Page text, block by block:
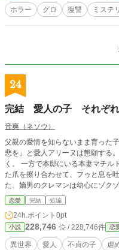
ホラー グロ 復讐 ミステ
24
完結 愛人の子 それぞれ
音爽（ネソウ）
父親の愛情を知らないまま育った
悲を」と愛人アリーヌは懇願する
く。 一方で本邸にいる本妻マチル
た爪を擦り合わせて、フゥと息を
た、嫡男のクレマンは幼心にゾク
恋愛 完結 短編
24h.ポイント 0pt
小説 228,746 位 / 228,746件 恋
異世界 愛人 不貞の子 虐